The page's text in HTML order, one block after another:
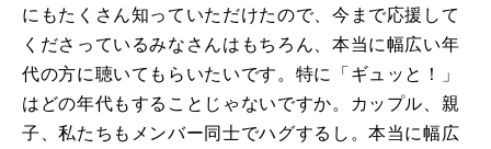
にもたくさん知っていただけたので、今まで応援して
くださっているみなさんはもちろん、本当に幅広い年
代の方に聴いてもらいたいです。特に「ギュッと！」
はどの年代もすることじゃないですか。カップル、親
子、私たちもメンバー同士でハグするし。本当に幅広